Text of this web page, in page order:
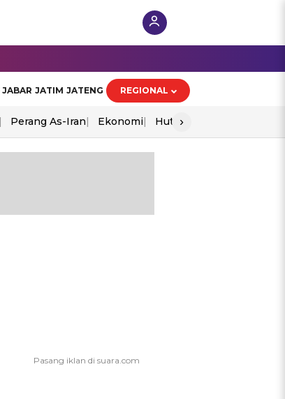
JABAR JATIM JATENG REGIONAL
Perang As-Iran Ekonomi Hut Ri
›